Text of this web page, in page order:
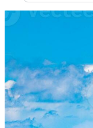
Toutes
Photos
Modèles
Vecteurs
Vidéos
Motion
Images